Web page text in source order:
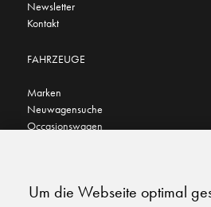
Newsletter
Kontakt
FAHRZEUGE
Marken
Neuwagensuche
Occasionswagen
Um die Webseite optimal